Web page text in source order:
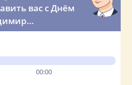
вас с Днём
вашей
00:00